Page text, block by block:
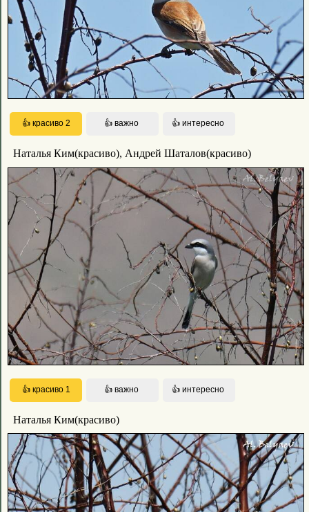
Наталья Ким(красиво), Андрей Шаталов(красиво)
Наталья Ким(красиво)